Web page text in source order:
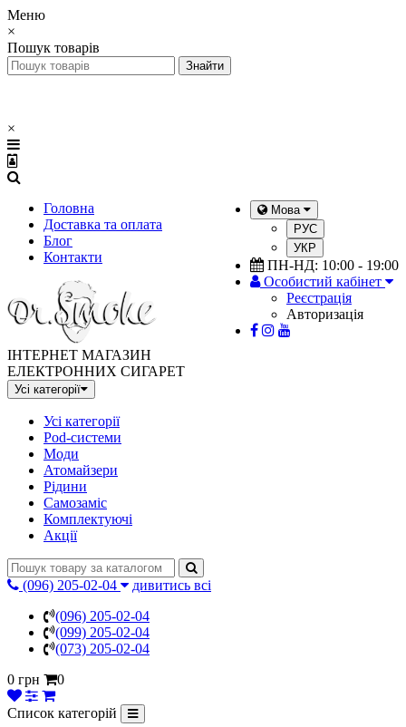
Меню
×
Пошук товарів
×
Головна
Доставка та оплата
Блог
Контакти
Мова
РУС
УКР
ПН-НД: 10:00 - 19:00
Особистий кабінет
Реєстрація
Авторизація
ІНТЕРНЕТ МАГАЗИН
ЕЛЕКТРОННИХ СИГАРЕТ
Усі категорії
Усі категорії
Pod-системи
Моди
Атомайзери
Рідини
Самозаміс
Комплектуючі
Акції
(096) 205-02-04
дивитись всі
(096) 205-02-04
(099) 205-02-04
(073) 205-02-04
0 грн
0
Список категорій